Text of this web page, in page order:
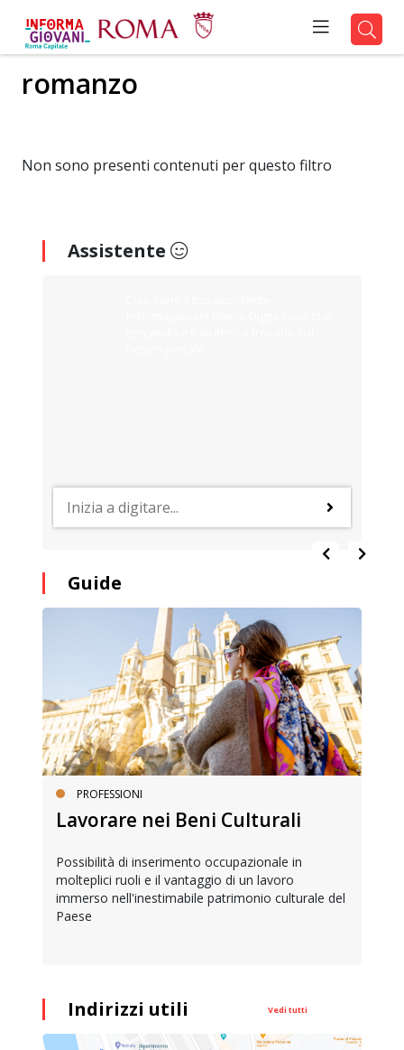
romanzo
Non sono presenti contenuti per questo filtro
Assistente
Guide
PROFESSIONI
Lavorare nei Beni Culturali
Possibilità di inserimento occupazionale in
molteplici ruoli e il vantaggio di un lavoro
immerso nell'inestimabile patrimonio culturale del
Paese
Indirizzi utili Vedi tutti